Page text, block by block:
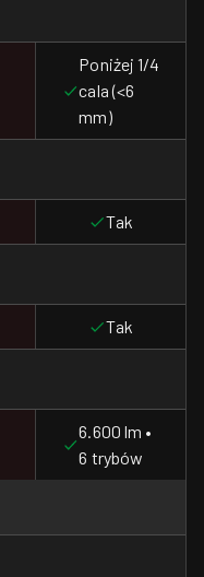
Poniżej 1/4
cala (<6
mm)
Tak
Tak
6.600 lm •
6 trybów